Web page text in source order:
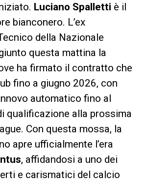
Luciano Spalletti è il
bianconero. L’ex
della Nazionale
questa mattina la
ha firmato il contratto che
fino a giugno 2026, con
automatico fino al
qualificazione alla prossima
Con questa mossa, la
apre ufficialmente l’era
, affidandosi a uno dei
e carismatici del calcio